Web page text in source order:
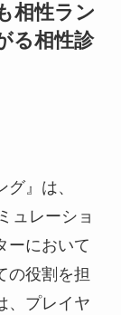
相性ラン
る相性診
』は、
ュレーショ
ーにおいて
の役割を担
、プレイヤ